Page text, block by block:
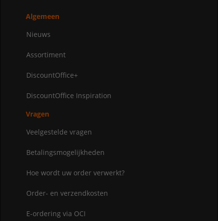
Algemeen
Nieuws
Assortiment
DiscountOffice+
DiscountOffice Inspiration
Vragen
Veelgestelde vragen
Betalingsmogelijkheden
Hoe wordt uw order verwerkt?
Order- en verzendkosten
E-ordering via OCI